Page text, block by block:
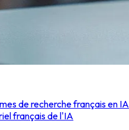
de recherche français en IA
français de l'IA